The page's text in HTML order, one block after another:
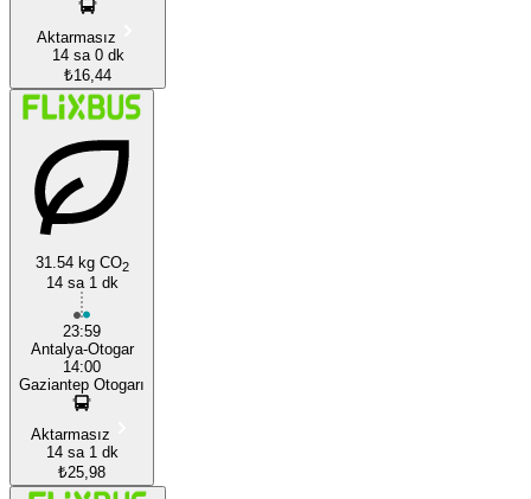
Aktarmasız
14 sa 0 dk
₺16,44
31.54 kg CO2
14 sa 1 dk
23:59
Antalya-Otogar
14:00
Gaziantep Otogarı
Aktarmasız
14 sa 1 dk
₺25,98